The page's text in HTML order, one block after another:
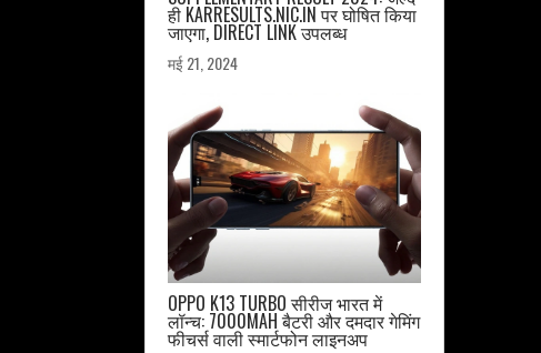
ही KARRESULTS.NIC.IN पर घोषित किया
जाएगा, DIRECT LINK उपलब्ध
मई 21, 2024
OPPO K13 TURBO सीरीज भारत में
लॉन्च: 7000MAH बैटरी और दमदार गेमिंग
फीचर्स वाली स्मार्टफोन लाइनअप